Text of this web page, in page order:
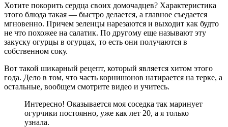
Хотите покорить сердца своих домочадцев? Характеристика
этого блюда такая — быстро делается, а главное съедается
мгновенно. Причем зеленцы нарезаются и выходит как будто
не что похожее на салатик. По другому еще называют эту
закуску огурцы в огурцах, то есть они получаются в
собственном соку.
Вот такой шикарный рецепт, который является хитом этого
года. Дело в том, что часть корнишонов натирается на терке, а
остальные, вообщем смотрите видео и учитесь.
Интересно! Оказывается моя соседка так маринует
огурчики постоянно, уже как лет 20, а я только
узнала.